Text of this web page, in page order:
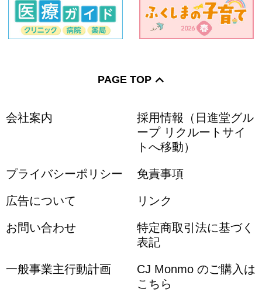
PAGE TOP
会社案内
採用情報（日進堂グル
ープ リクルートサイ
トへ移動）
プライバシーポリシー 免責事項
広告について リンク
お問い合わせ
特定商取引法に基づく
表記
一般事業主行動計画
CJ Monmo のご購入は
こちら